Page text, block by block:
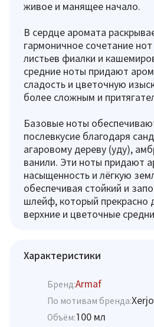
живое и манящее начало.
В сердце аромата
гармоничное сочетание
листьев фиалки и
средние ноты придают
сладость и цветочную
более сложным и
Базовые ноты
послевкусие благодаря
агаровому дереву (уду),
ванили. Эти ноты придают
насыщенность и лёгкую
обеспечивая стойкий и
шлейф, который прекрасно
верхние и цветочные
Характеристики
Бренд:Armaf
По мотивам бренда:
Объём:100 мл